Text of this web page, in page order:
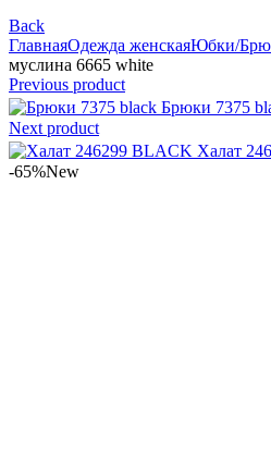
Back
ГлавнаяОдежда женскаяЮбки/
муслина 6665 white
Previous product
Брюки 7375
Next product
Халат
-65%New